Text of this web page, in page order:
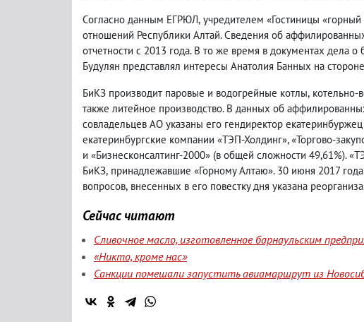
Согласно данным ЕГРЮЛ, учредителем «Гостиницы
отношений Республики Алтай. Сведения об
отчетности с 2013 года. В то же время в документах дела о
Будулян представлял интересы Анатолия Банных на
БиКЗ производит паровые и водогрейные котлы, котельно-
также литейное производство. В данных об
совладельцев АО указаны его гендиректор
екатеринбургские компании «ТЭП-Холдинг», «Торгово-
и «Бизнесконсалтинг-2000» (в общей сложности 49,61%).
БиКЗ, принадлежавшие «Горному Алтаю». 30 июня 2017
вопросов, внесенных в его повестку дня указана
Сейчас читают
Сливочное масло, изготовленное барнаульским
«Никто, кроме нас»
Санкции помешали запустить авиамаршрут из